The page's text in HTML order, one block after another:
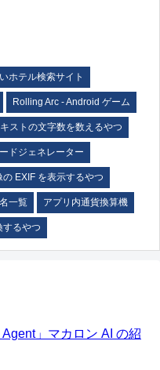
ホテル検索サイト
Rolling Arc - Android ゲーム
ストの文字数を数えるやつ
ドジェネレーター
の EXIF を表示するやつ
一覧 アプリ内通貨換算機
するやつ
」マカロン AI の紹